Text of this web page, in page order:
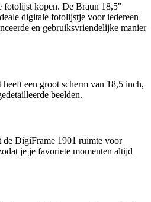
kopen. De Braun 18,5"
digitale fotolijstje voor iedereen
en gebruiksvriendelijke manier
een groot scherm van 18,5 inch,
beelden.
DigiFrame 1901 ruimte voor
je je favoriete momenten altijd